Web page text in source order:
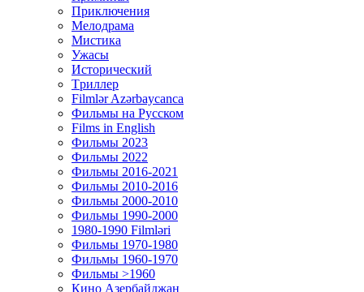
Приключения
Мелодрама
Мистика
Ужасы
Исторический
Tриллер
Filmlər Azərbaycanca
Фильмы на Русском
Films in English
Фильмы 2023
Фильмы 2022
Фильмы 2016-2021
Фильмы 2010-2016
Фильмы 2000-2010
Фильмы 1990-2000
1980-1990 Filmləri
Фильмы 1970-1980
Фильмы 1960-1970
Фильмы >1960
Кино Азербайджан